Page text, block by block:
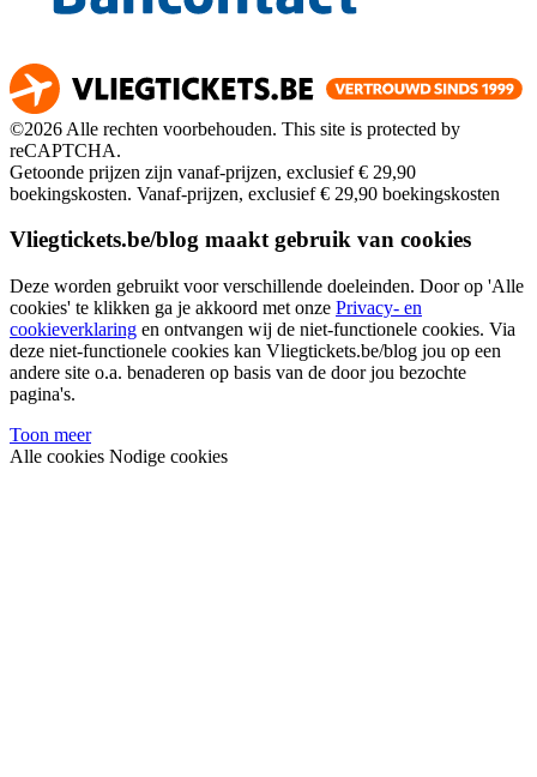
©2026 Alle rechten voorbehouden. This site is protected by
reCAPTCHA.
Getoonde prijzen zijn vanaf-prijzen, exclusief € 29,90
boekingskosten. Vanaf-prijzen, exclusief € 29,90 boekingskosten
Vliegtickets.be/blog maakt gebruik van cookies
Deze worden gebruikt voor verschillende doeleinden. Door op 'Alle
cookies' te klikken ga je akkoord met onze Privacy- en
cookieverklaring en ontvangen wij de niet-functionele cookies. Via
deze niet-functionele cookies kan Vliegtickets.be/blog jou op een
andere site o.a. benaderen op basis van de door jou bezochte
pagina's.
Toon meer
Alle cookies Nodige cookies